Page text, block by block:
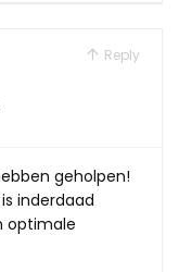
Reply
geholpen!
inderdaad
optimale